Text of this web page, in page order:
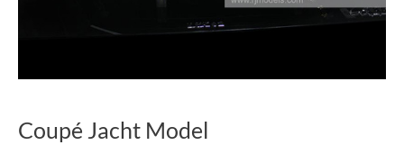
Coupé Jacht Model